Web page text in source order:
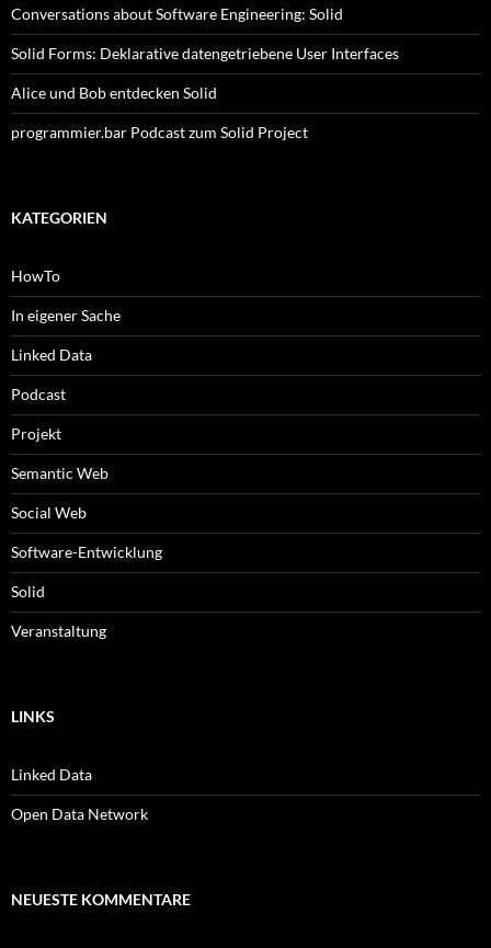
Conversations about Software Engineering: Solid
Solid Forms: Deklarative datengetriebene User Interfaces
Alice und Bob entdecken Solid
programmier.bar Podcast zum Solid Project
KATEGORIEN
HowTo
In eigener Sache
Linked Data
Podcast
Projekt
Semantic Web
Social Web
Software-Entwicklung
Solid
Veranstaltung
LINKS
Linked Data
Open Data Network
NEUESTE KOMMENTARE